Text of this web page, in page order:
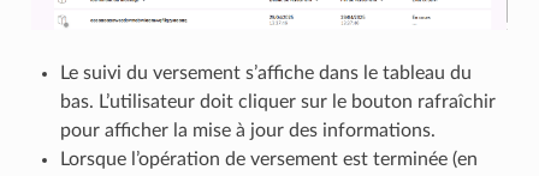
Le suivi du versement s’affiche dans le tableau du
bas. L’utilisateur doit cliquer sur le bouton rafraîchir
pour afficher la mise à jour des informations.
Lorsque l’opération de versement est terminée (en